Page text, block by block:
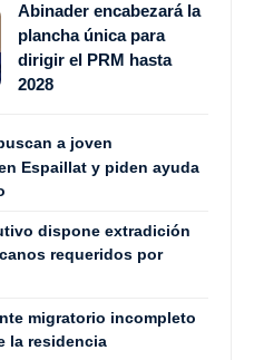
Abinader encabezará la
plancha única para
dirigir el PRM hasta
2028
a joven
Espaillat y piden ayuda
dispone extradición
requeridos por
migratorio incompleto
la residencia